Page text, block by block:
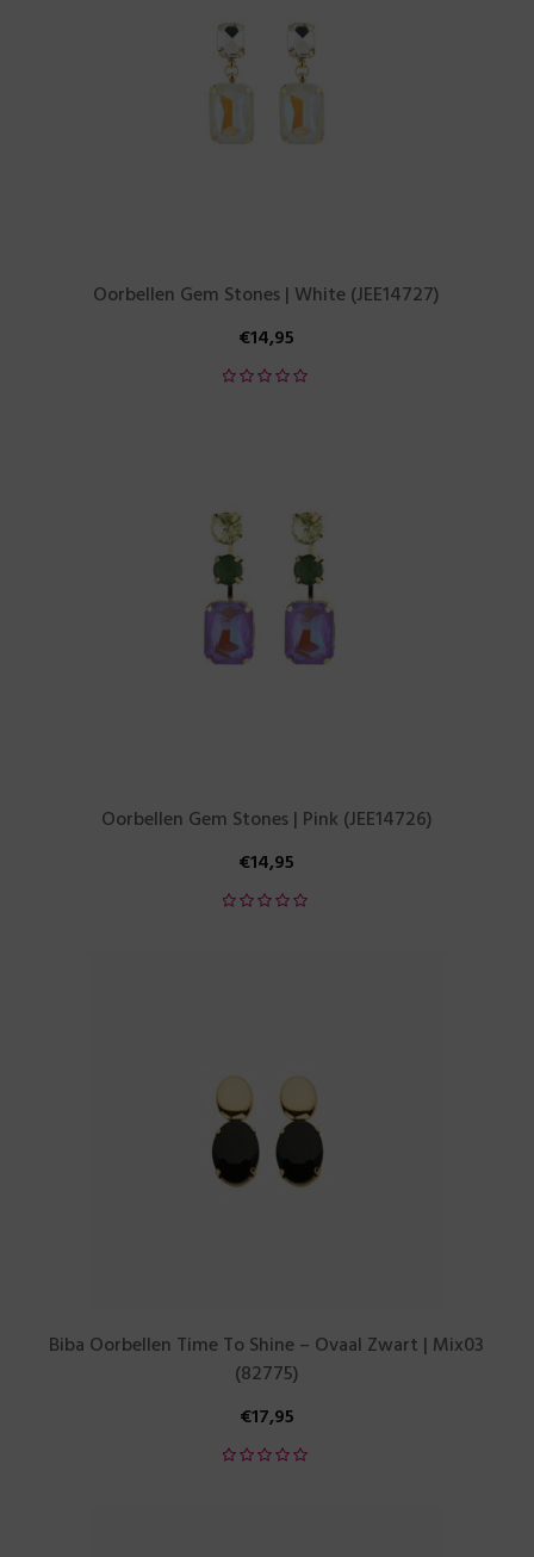
Oorbellen Gem Stones | White (JEE14727)
€14,95
Oorbellen Gem Stones | Pink (JEE14726)
€14,95
Biba Oorbellen Time To Shine – Ovaal Zwart | Mix03
(82775)
€17,95